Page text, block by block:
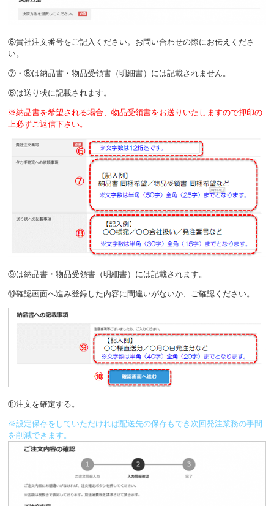
⑥貴社注文番号をご記入ください。お問い合わせの際にお伝えくださ
い。
⑦・⑧は納品書・物品受領書（明細書）には記載されません。
⑧は送り状に記載されます。
※納品書を希望される場合、物品受領書をお送りいたしますので押印の
上必ずご返信下さい。
⑨は納品書・物品受領書（明細書）には記載されます。
⑩確認画面へ進み登録した内容に間違いがないか、ご確認ください。
⑪注文を確定する。
※設定保存をしていただければ配送先の保存もでき次回発注業務の手間
を削減できます。